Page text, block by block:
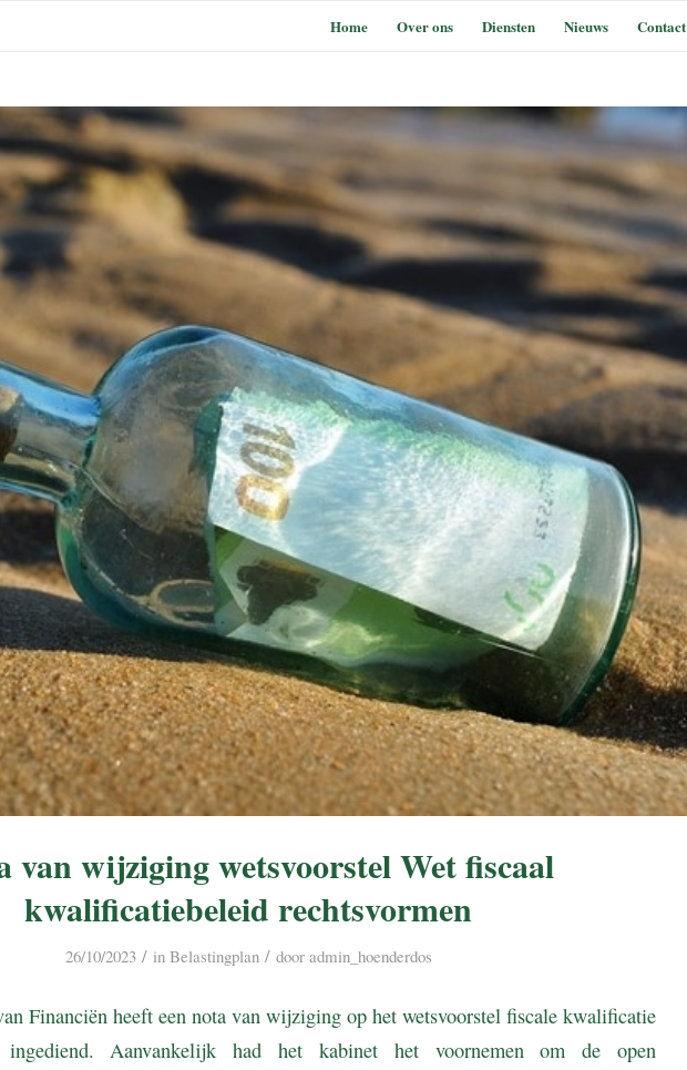
Home Over ons Diensten Nieuws Contact
van wijziging wetsvoorstel Wet fiscaal
kwalificatiebeleid rechtsvormen
26/10/2023 / in Belastingplan / door admin_hoenderdos
Financiën heeft een nota van wijziging op het wetsvoorstel fiscale kwalificatie
ingediend. Aanvankelijk had het kabinet het voornemen om de open